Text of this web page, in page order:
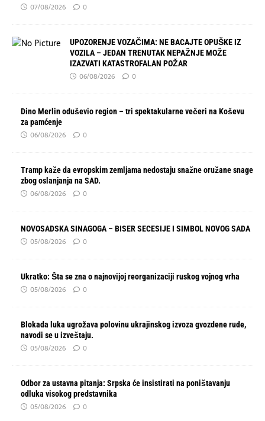
07/08/2026 0
UPOZORENJE VOZAČIMA: NE BACAJTE OPUŠKE IZ
VOZILA – JEDAN TRENUTAK NEPAŽNJE MOŽE
IZAZVATI KATASTROFALAN POŽAR
06/08/2026 0
Dino Merlin oduševio region – tri spektakularne večeri na Koševu
za pamćenje
06/08/2026 0
Tramp kaže da evropskim zemljama nedostaju snažne oružane snage
zbog oslanjanja na SAD.
06/08/2026 0
NOVOSADSKA SINAGOGA – BISER SECESIJE I SIMBOL NOVOG SADA
05/08/2026 0
Ukratko: Šta se zna o najnovijoj reorganizaciji ruskog vojnog vrha
05/08/2026 0
Blokada luka ugrožava polovinu ukrajinskog izvoza gvozdene rude,
navodi se u izveštaju.
05/08/2026 0
Odbor za ustavna pitanja: Srpska će insistirati na poništavanju
odluka visokog predstavnika
05/08/2026 0